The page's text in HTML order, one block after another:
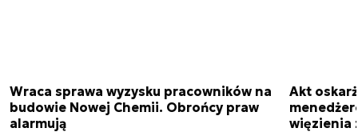
Wraca sprawa wyzysku pracowników na
budowie Nowej Chemii. Obrońcy praw
alarmują
Akt
więzienia